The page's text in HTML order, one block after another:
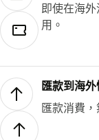
即使在海
用。
匯款到海
匯款消費，